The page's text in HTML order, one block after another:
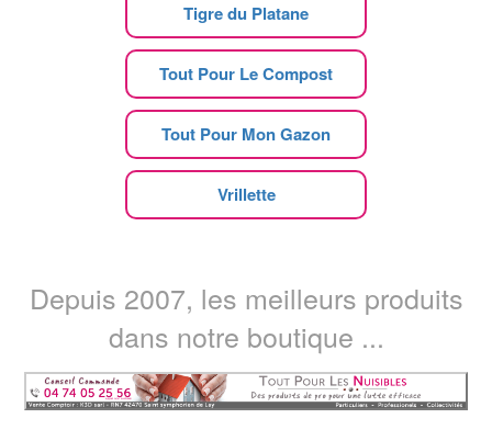
Tigre du Platane
Tout Pour Le Compost
Tout Pour Mon Gazon
Vrillette
Depuis 2007, les meilleurs produits
dans notre boutique ...